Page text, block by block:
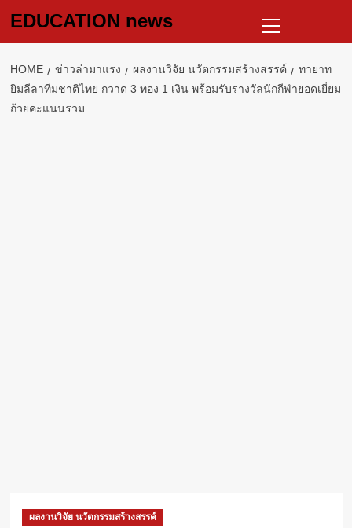
EDUCATION news
Menu
HOME ข่าวล่ามาแรง ผลงานวิจัย นวัตกรรมสร้างสรรค์
ทายาท
ยิมลีลาทีมชาติไทย กวาด 3 ทอง 1 เงิน พร้อมรับรางวัลนักกีฬายอดเยี่ยม
ถ้วยคะแนนรวม
ผลงานวิจัย นวัตกรรมสร้างสรรค์